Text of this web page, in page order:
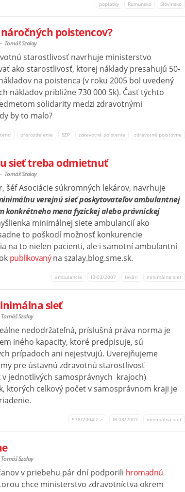
poplatky
Rumunsko Slovinsko
poistencov?
Tomáš Szalay
starostlivosť navrhuje ministerstvo
ako starostlivosť, ktorej náklady presahujú 50-
na poistenca (v roku 2005 bol uvedený
nákladov približne 730 000 Sk). Časť týchto
solidarity medzi zdravotnými
by to malo?
prerozdelenie SZP zdravotné poistenie zdravotné poisťovne
sieť treba odmietnuť
Tomáš Szalay
šéf Asociácie súkromných lekárov, navrhuje
verejnú sieť poskytovateľov ambulantnej
konkrétneho mena fyzickej alebo právnickej
minimálnej siete ambulancií ako
to poškodí možnosť konkurencie
na to nielen pacienti, ale i samotní ambulantní
publikovanýna szalay.blog.sme.sk.
ambulancie IB-03/2007 lekári minimálna sieť
sieť
Tomáš Szalay
nedodržateľná, príslušná práva norma je
iného kapacity, ktoré predpisuje, sú
prípadoch ani nejestvujú. Uverejňujeme
pre ústavnú zdravotnú starostlivosť
jednotlivých samosprávnych krajoch)
ktorých celkový počet v samosprávnom kraji je
578/2004 Z.z. IB-03/2007 minimálna sieť
Tomáš Szalay
v priebehu pár dní podporili hromadnú
chce ministerstvo zdravotníctva okrem